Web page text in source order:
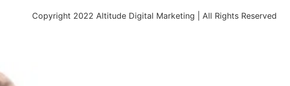
Copyright 2022 Altitude Digital Marketing | All Rights Reserved